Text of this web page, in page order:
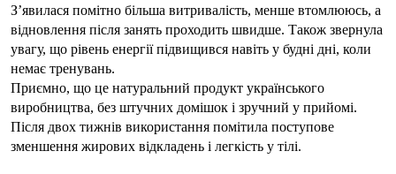
З’явилася помітно більша витривалість, менше втомлююсь, а
відновлення після занять проходить швидше. Також звернула
увагу, що рівень енергії підвищився навіть у будні дні, коли
немає тренувань.
Приємно, що це натуральний продукт українського
виробництва, без штучних домішок і зручний у прийомі.
Після двох тижнів використання помітила поступове
зменшення жирових відкладень і легкість у тілі.